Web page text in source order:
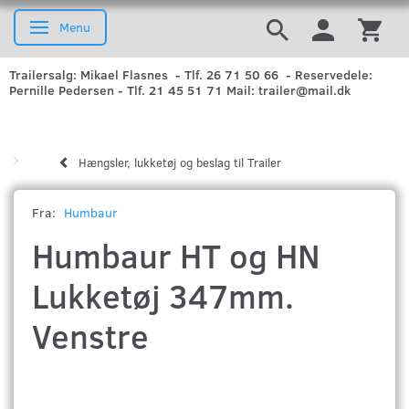
Skifte navigation
Menu
Trailersalg: Mikael Flasnes - Tlf. 26 71 50 66 - Reservedele:
Pernille Pedersen - Tlf. 21 45 51 71 Mail: trailer@mail.dk
Hængsler, lukketøj og beslag til Trailer
Fra: Humbaur
Humbaur HT og HN
Lukketøj 347mm.
Venstre